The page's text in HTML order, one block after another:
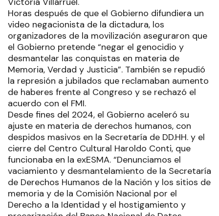
Horas después de que el Gobierno difundiera un
video negacionista de la dictadura, los
organizadores de la movilización aseguraron que
el Gobierno pretende “negar el genocidio y
desmantelar las conquistas en materia de
Memoria, Verdad y Justicia”. También se repudió
la represión a jubilados que reclamaban aumento
de haberes frente al Congreso y se rechazó el
acuerdo con el FMI.
Desde fines del 2024, el Gobierno aceleró su
ajuste en materia de derechos humanos, con
despidos masivos en la Secretaría de DD.HH. y el
cierre del Centro Cultural Haroldo Conti, que
funcionaba en la exESMA. “Denunciamos el
vaciamiento y desmantelamiento de la Secretaría
de Derechos Humanos de la Nación y los sitios de
memoria y de la Comisión Nacional por el
Derecho a la Identidad y el hostigamiento y